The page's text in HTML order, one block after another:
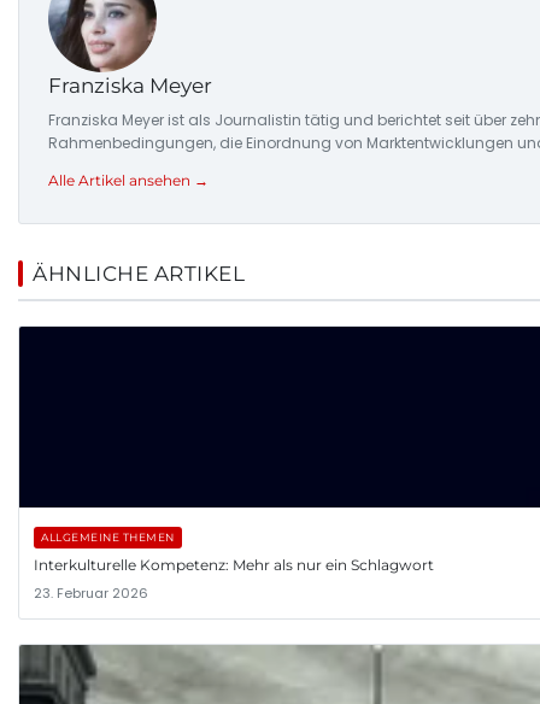
Franziska Meyer
Franziska Meyer ist als Journalistin tätig und berichtet seit über
Rahmenbedingungen, die Einordnung von Marktentwicklungen
Alle Artikel ansehen →
ÄHNLICHE ARTIKEL
ALLGEMEINE THEMEN
Interkulturelle Kompetenz: Mehr als nur ein Schlagwort
23. Februar 2026